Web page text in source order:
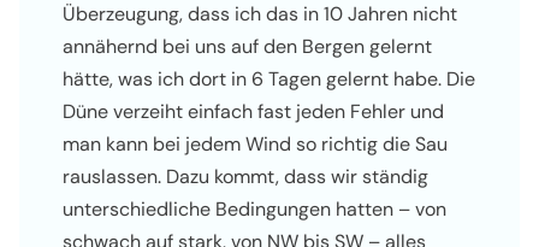
Überzeugung, dass ich das in 10 Jahren nicht
annähernd bei uns auf den Bergen gelernt
hätte, was ich dort in 6 Tagen gelernt habe. Die
Düne verzeiht einfach fast jeden Fehler und
man kann bei jedem Wind so richtig die Sau
rauslassen. Dazu kommt, dass wir ständig
unterschiedliche Bedingungen hatten – von